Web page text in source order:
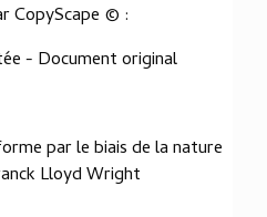
CopyScape © :
- Document original
par le biais de la nature
Lloyd Wright